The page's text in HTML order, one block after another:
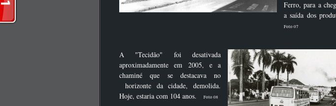
Ferro, para a
a saída dos
Foto 07
A "Tecidão" foi desativada
aproximadamente em 2005, e a
chaminé que se destacava no
horizonte da cidade, demolida.
Hoje, estaria com 104 anos.
Foto 08